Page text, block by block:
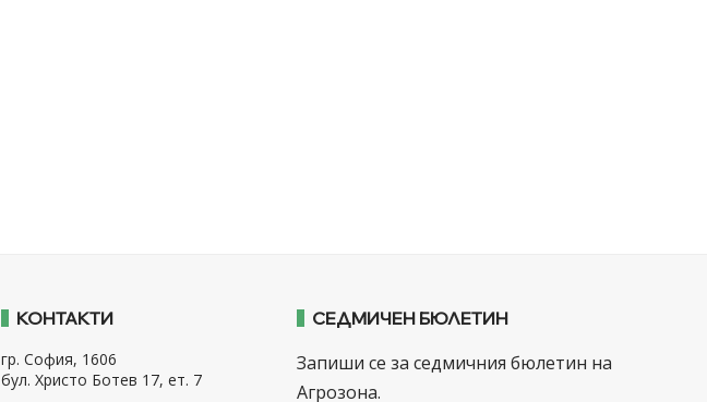
КОНТАКТИ
гр. София, 1606
бул. Христо Ботев 17, ет. 7
СЕДМИЧЕН БЮЛЕТИН
Запиши се за седмичния бюлетин на
Агрозона.